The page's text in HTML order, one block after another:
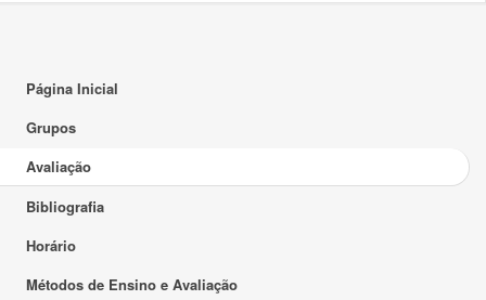
Página Inicial
Grupos
Avaliação
Bibliografia
Horário
Métodos de Ensino e Avaliação